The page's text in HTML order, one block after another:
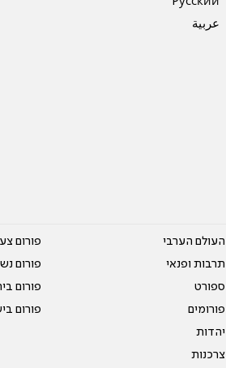
عربية
העולם הערבי
תרבות ופנאי
ספורט
פורומים
יהדות
צרכנות
פורום
פורום
פורום
פורום